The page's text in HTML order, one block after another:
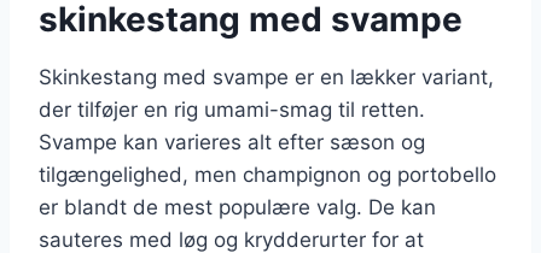
skinkestang med svampe
Skinkestang med svampe er en lækker variant,
der tilføjer en rig umami-smag til retten.
Svampe kan varieres alt efter sæson og
tilgængelighed, men champignon og portobello
er blandt de mest populære valg. De kan
sauteres med løg og krydderurter for at